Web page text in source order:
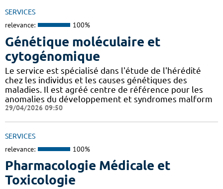
SERVICES
relevance: 100%
Génétique moléculaire et
cytogénomique
Le service est spécialisé dans l'étude de l'hérédité
chez les individus et les causes génétiques des
maladies. Il est agréé centre de référence pour les
anomalies du développement et syndromes malform
29/04/2026 09:50
SERVICES
relevance: 100%
Pharmacologie Médicale et
Toxicologie